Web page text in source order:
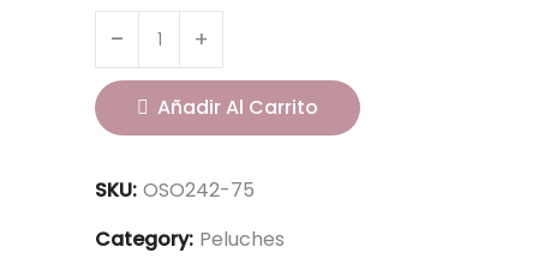
Añadir Al Carrito
SKU: OSO242-75
Category: Peluches